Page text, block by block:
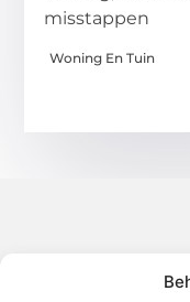
misstappen
Woning En Tuin
Jouw gids voor